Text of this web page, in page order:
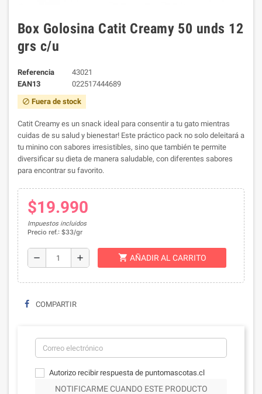
Box Golosina Catit Creamy 50 unds 12
grs c/u
Referencia
43021
EAN13
022517444689
block Fuera de stock
Catit Creamy es un snack ideal para consentir a tu gato mientras
cuidas de su salud y bienestar! Este práctico pack no solo deleitará a
tu minino con sabores irresistibles, sino que también te permite
diversificar su dieta de manera saludable, con diferentes sabores
para encontrar su favorito.
$19.990
Impuestos incluidos
Precio ref.: $33/gr
remove add shopping_cart AÑADIR AL CARRITO
COMPARTIR
Autorizo recibir respuesta de puntomascotas.cl
NOTIFICARME CUANDO ESTE PRODUCTO